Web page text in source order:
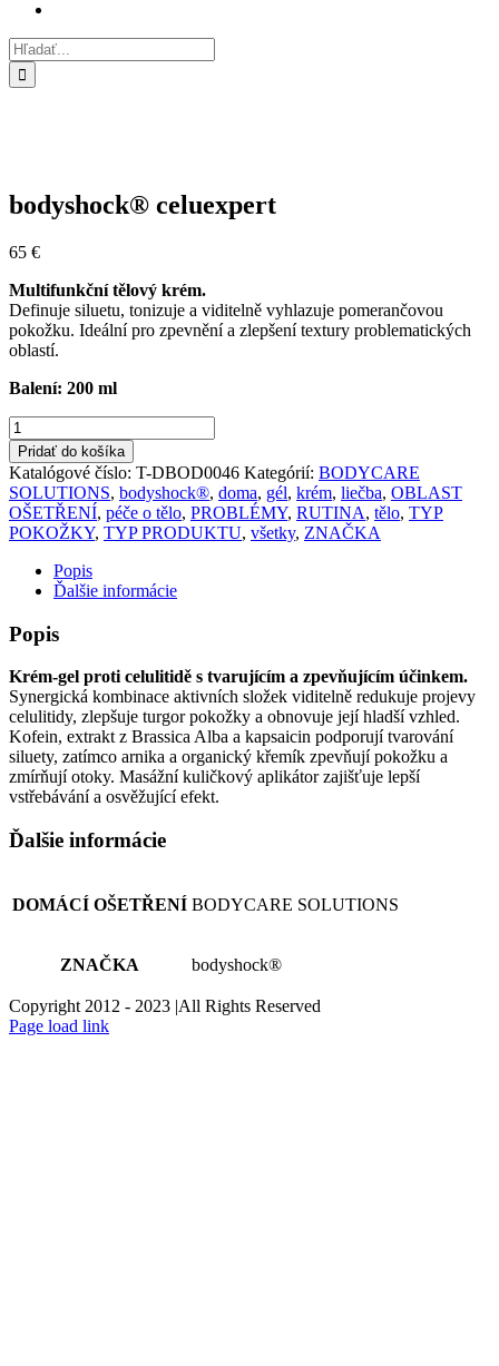
Hľadať:
bodyshock® celuexpert
65 €
Multifunkční tělový krém.
Definuje siluetu, tonizuje a viditelně vyhlazuje pomerančovou
pokožku. Ideální pro zpevnění a zlepšení textury problematických
oblastí.
Balení: 200 ml
množstvo
bodyshock®
celuexpert
Pridať do košíka
Katalógové číslo: T-DBOD0046 Kategórií: BODYCARE
SOLUTIONS, bodyshock®, doma, gél, krém, liečba, OBLAST
OŠETŘENÍ, péče o tělo, PROBLÉMY, RUTINA, tělo, TYP
POKOŽKY, TYP PRODUKTU, všetky, ZNAČKA
Popis
Ďalšie informácie
Popis
Krém-gel proti celulitidě s tvarujícím a zpevňujícím účinkem.
Synergická kombinace aktivních složek viditelně redukuje projevy
celulitidy, zlepšuje turgor pokožky a obnovuje její hladší vzhled.
Kofein, extrakt z Brassica Alba a kapsaicin podporují tvarování
siluety, zatímco arnika a organický křemík zpevňují pokožku a
zmírňují otoky. Masážní kuličkový aplikátor zajišťuje lepší
vstřebávání a osvěžující efekt.
Ďalšie informácie
DOMÁCÍ OŠETŘENÍ BODYCARE SOLUTIONS
ZNAČKA bodyshock®
Copyright 2012 - 2023 |All Rights Reserved
Facebook
Instagram
Page load link